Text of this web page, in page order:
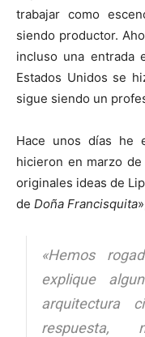
trabajar como
siendo productor.
incluso una entrada
Estados Unidos se
sigue siendo un
Hace unos días he
hicieron en marzo
originales ideas de
de Doña Francisquita
«Hemos
explique
arquitectura